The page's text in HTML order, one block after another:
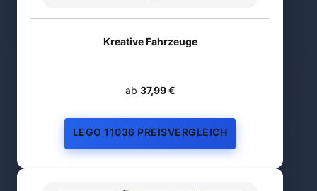
Kreative Fahrzeuge
ab 37,99 €
LEGO 11036 PREISVERGLEICH